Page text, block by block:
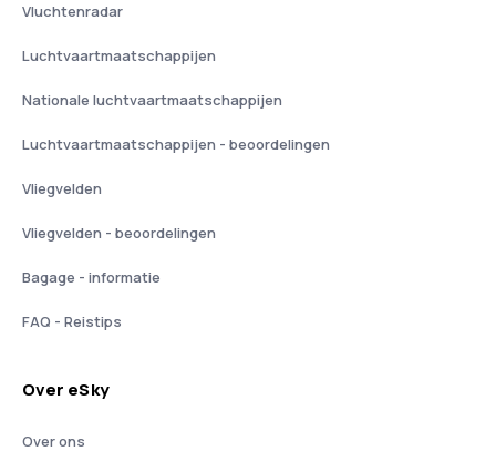
Vluchtenradar
Luchtvaartmaatschappijen
Nationale luchtvaartmaatschappijen
Luchtvaartmaatschappijen - beoordelingen
Vliegvelden
Vliegvelden - beoordelingen
Bagage - informatie
FAQ - Reistips
Over eSky
Over ons